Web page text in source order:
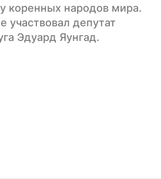
коренных народов мира.
депутат
Эдуард Яунгад.